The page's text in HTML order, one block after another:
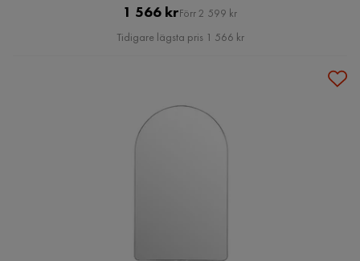
Pris
1 566 krOriginal
Pris
Förr 2 599 kr
Tidigare lägsta pris 1 566 kr